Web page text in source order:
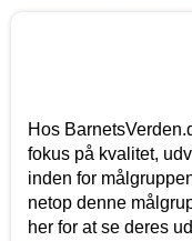
Hos
fokus på kvalitet,
inden for
netop denne
her for at se deres